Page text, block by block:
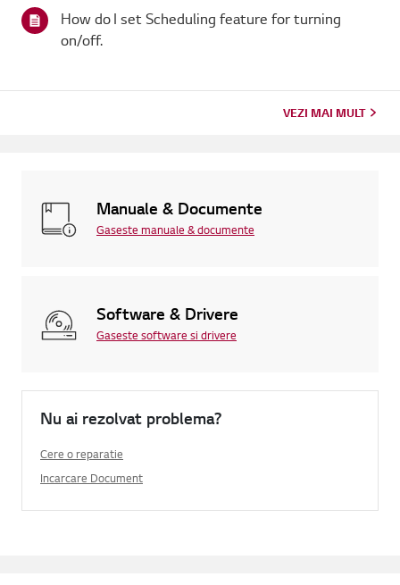
How do I set Scheduling feature for turning
on/off.
VEZI MAI MULT
Manuale & Documente
Gaseste manuale & documente
Software & Drivere
Gaseste software si drivere
Nu ai rezolvat problema?
Cere o reparatie
Incarcare Document